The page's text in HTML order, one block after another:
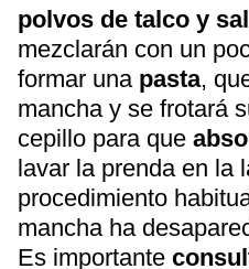
polvos de talco y
mezclarán con un
formar una pasta,
mancha y se frotará
cepillo para que
lavar la prenda en la
procedimiento
mancha ha
Es importante